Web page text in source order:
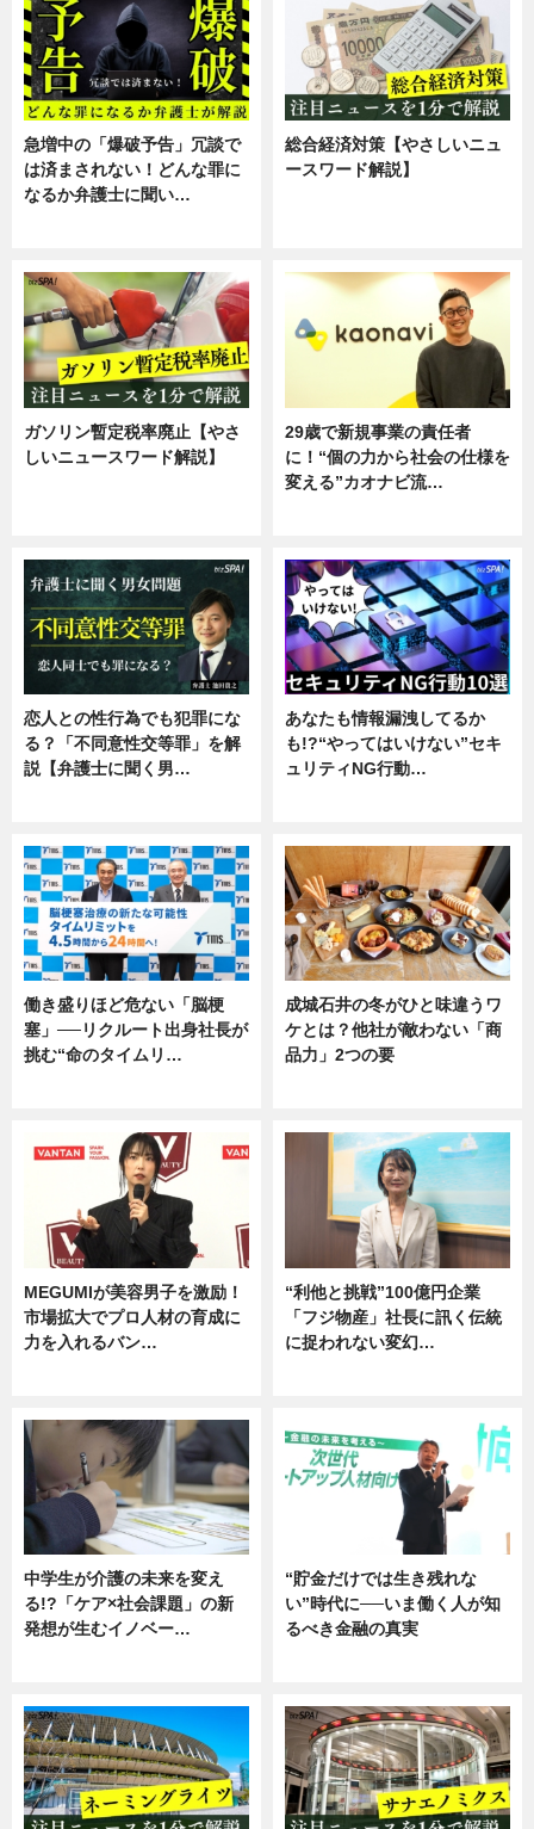
急増中の「爆破予告」冗談で
は済まされない！どんな罪に
なるか弁護士に聞い…
総合経済対策【やさしいニュ
ースワード解説】
ガソリン暫定税率廃止【やさ
しいニュースワード解説】
29歳で新規事業の責任者
に！“個の力から社会の仕様を
変える”カオナビ流…
恋人との性行為でも犯罪にな
る？「不同意性交等罪」を解
説【弁護士に聞く男…
あなたも情報漏洩してるか
も!?“やってはいけない”セキ
ュリティNG行動…
働き盛りほど危ない「脳梗
塞」──リクルート出身社長が
挑む“命のタイムリ…
成城石井の冬がひと味違うワ
ケとは？他社が敵わない「商
品力」2つの要
MEGUMIが美容男子を激励！
市場拡大でプロ人材の育成に
力を入れるバン…
“利他と挑戦”100億円企業
「フジ物産」社長に訊く伝統
に捉われない変幻…
中学生が介護の未来を変え
る!?「ケア×社会課題」の新
発想が生むイノベー…
“貯金だけでは生き残れな
い”時代に──いま働く人が知
るべき金融の真実